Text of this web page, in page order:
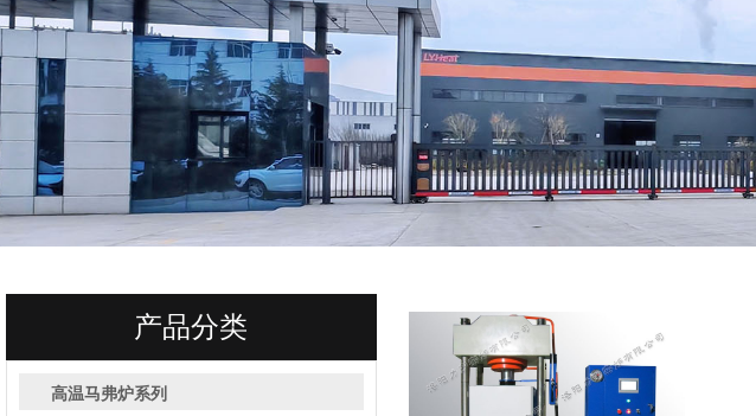
产品分类
高温马弗炉系列